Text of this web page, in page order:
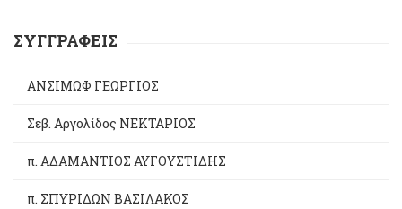
ΣΥΓΓΡΑΦΕΙΣ
ΑΝΣΙΜΩΦ ΓΕΩΡΓΙΟΣ
Σεβ. Αργολίδος ΝΕΚΤΑΡΙΟΣ
π. ΑΔΑΜΑΝΤΙΟΣ ΑΥΓΟΥΣΤΙΔΗΣ
π. ΣΠΥΡΙΔΩΝ ΒΑΣΙΛΑΚΟΣ